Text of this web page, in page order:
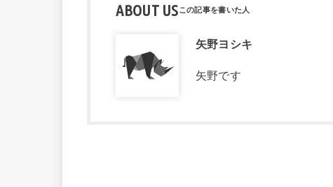
ABOUT US
矢野ヨシキ
矢野です